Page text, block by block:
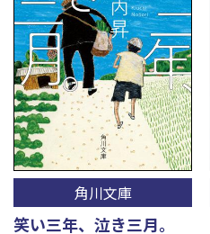
角川文庫
笑い三年、泣き三月。